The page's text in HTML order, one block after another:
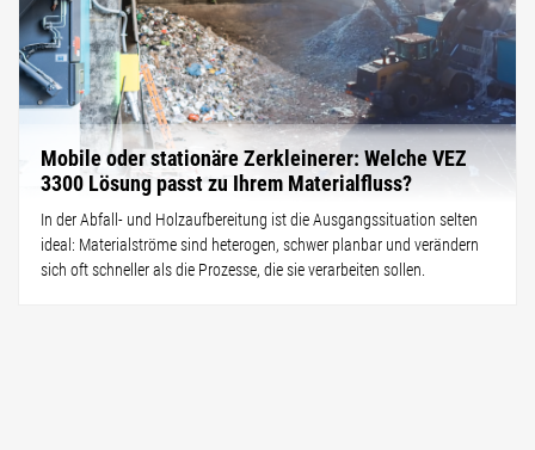
Mobile oder stationäre Zerkleinerer: Welche VEZ
3300 Lösung passt zu Ihrem Materialfluss?
In der Abfall- und Holzaufbereitung ist die Ausgangssituation selten
ideal: Materialströme sind heterogen, schwer planbar und verändern
sich oft schneller als die Prozesse, die sie verarbeiten sollen.